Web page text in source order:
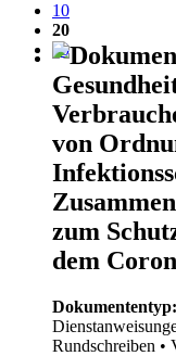
10
20
50
von
zum
dem
Dokumententyp:
Rundschreiben •